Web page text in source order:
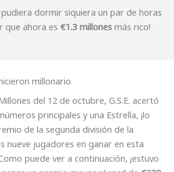
dormir siquiera un par de horas
que ahora es €1.3 millones más rico!
millonario
del 12 de octubre, G.S.E. acertó
principales y una Estrella, ¡lo
de la segunda división de la
nueve jugadores en ganar en esta
puede ver a continuación, ¡estuvo